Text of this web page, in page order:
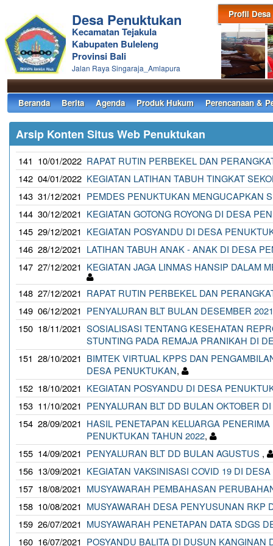
Profil Desa
Desa Penuktukan
Kecamatan Tejakula
Kabupaten Buleleng
Provinsi Bali
Jalan Raya Singaraja_Amlapura
Beranda Berita Agenda Produk Hukum Perencanaan &
Arsip Konten Situs Web Penuktukan
141 10/01/2022 RAPAT RUTIN PERBEKEL DAN
142 04/01/2022 KEGIATAN LATIHAN TABUH TINGKAT
143 31/12/2021 PEMDES PENUKTUKAN MENGUCAPKAN
144 30/12/2021 KEGIATAN GOTONG ROYONG DI DESA
145 29/12/2021 KEGIATAN POSYANDU DI DESA
146 28/12/2021 LATIHAN TABUH ANAK - ANAK DI DESA
147 27/12/2021 KEGIATAN JAGA LINMAS HANSIP DALAM
148 27/12/2021 RAPAT RUTIN PERBEKEL DAN
149 06/12/2021 PENYALURAN BLT BULAN DESEMBER
150 18/11/2021 SOSIALISASI TENTANG KESEHATAN
STUNTING PADA REMAJA PRANIKAH DI
151 28/10/2021 BIMTEK VIRTUAL KPPS DAN
DESA PENUKTUKAN,
152 18/10/2021 KEGIATAN POSYANDU DI DESA
153 11/10/2021 PENYALURAN BLT DD BULAN OKTOBER
154 28/09/2021 HASIL PENETAPAN KELUARGA
PENUKTUKAN TAHUN 2022,
155 14/09/2021 PENYALURAN BLT DD BULAN AGUSTUS ,
156 13/09/2021 KEGIATAN VAKSINISASI COVID 19 DI
157 18/08/2021 MUSYAWARAH PEMBAHASAN
158 10/08/2021 MUSYAWARAH DESA PENYUSUNAN RKP
159 26/07/2021 MUSYAWARAH PENETAPAN DATA SDGS
160 16/07/2021 POSYANDU BALITA DI DUSUN KANGINAN